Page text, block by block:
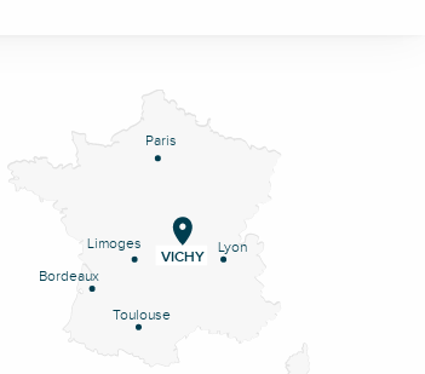
Paris
Lyon
Limoges
Bordeaux
Toulouse
VICHY